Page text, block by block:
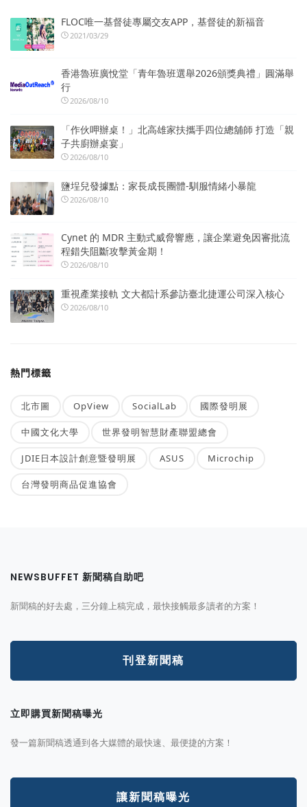
FLOC唯一基督徒專屬交友APP，基督徒的新福音
2021/03/29
香港魯班廣悅堂「青年魯班選舉2026頒獎典禮」圓滿舉
行
2026/08/10
「作伙呷辦桌！」北高雄家扶攜手四位總舖師 打造「親
子共廚辦桌宴」
2026/08/10
鹽埕兒發據點：家長成長團體-馴服情緒小暴龍
2026/08/10
Cynet 的 MDR 主動式威脅響應，讓企業避免因審批流
程錯失阻斷攻擊黃金期！
2026/08/10
重視產業接軌 文大都計系參訪臺北捷運公司深入核心
2026/08/10
熱門標籤
北市圖 OpView SocialLab 國際發明展
中國文化大學 世界發明智慧財產聯盟總會
JDIE日本設計創意暨發明展 ASUS Microchip
台灣發明商品促進協會
NEWSBUFFET 新聞稿自助吧
新聞稿的好去處，三分鐘上稿完成，最快接觸最多讀者的方案！
刊登新聞稿
立即購買新聞稿曝光
發一篇新聞稿透通到各大媒體的最快速、最便捷的方案！
讓新聞稿曝光